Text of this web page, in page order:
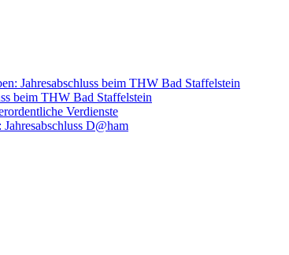
Jahresabschluss beim THW Bad Staffelstein
beim THW Bad Staffelstein
Verdienste
D@ham